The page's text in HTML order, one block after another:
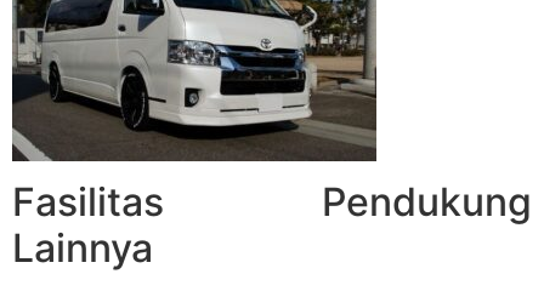
Fasilitas Pendukung
Lainnya